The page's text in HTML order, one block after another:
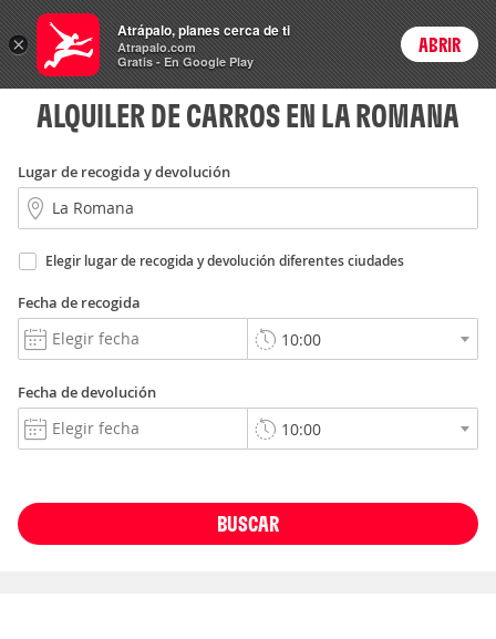
Rent
a Car Login
ALQUILER DE CARROS EN LA ROMANA
Lugar de recogida y devolución
Elegir lugar de recogida y devolución diferentes ciudades
Fecha de recogida
Fecha de devolución
BUSCAR
×
Atrápalo, planes cerca de ti
Atrapalo.com
Gratis - En Google Play
ABRIR